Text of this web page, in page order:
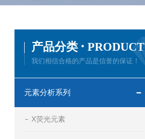
产品分类 · PRODUCT
我们相信合格的产品是信誉的保证！
元素分析系列
X荧光元素